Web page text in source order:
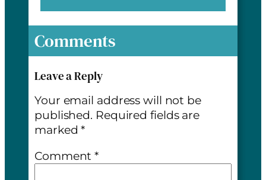
Comments
Leave a Reply
Your email address will not be
published. Required fields are
marked*
Comment*